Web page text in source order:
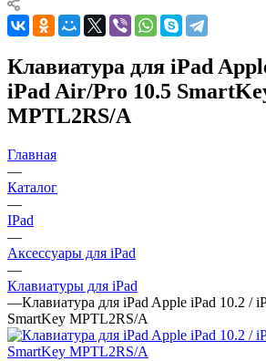
Клавиатура для iPad
iPad Air/Pro 10.5
MPTL2RS/A
Главная
—
Каталог
—
IPad
—
Аксессуары для iPad
—
Клавиатуры для iPad
—Клавиатура для iPad Apple iPad 10.2 /
SmartKey MPTL2RS/A